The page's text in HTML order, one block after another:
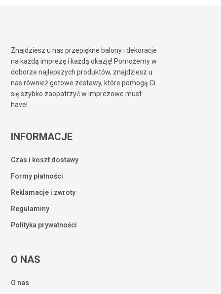
Znajdziesz u nas przepiękne balony i dekoracje
na każdą imprezę i każdą okazję! Pomożemy w
doborze najlepszych produktów, znajdziesz u
nas również gotowe zestawy, które pomogą Ci
się szybko zaopatrzyć w imprezowe must-
have!
INFORMACJE
Czas i koszt dostawy
Formy płatności
Reklamacje i zwroty
Regulaminy
Polityka prywatności
O NAS
O nas